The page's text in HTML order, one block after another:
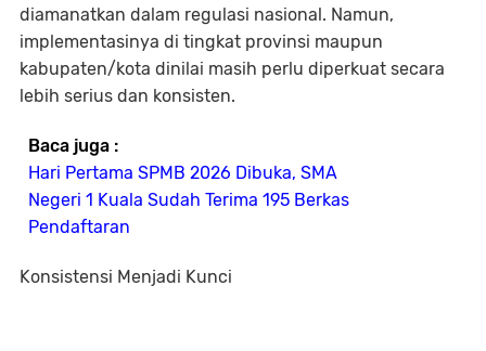
diamanatkan dalam regulasi nasional. Namun,
implementasinya di tingkat provinsi maupun
kabupaten/kota dinilai masih perlu diperkuat secara
lebih serius dan konsisten.
Baca juga :
Hari Pertama SPMB 2026 Dibuka, SMA
Negeri 1 Kuala Sudah Terima 195 Berkas
Pendaftaran
Konsistensi Menjadi Kunci